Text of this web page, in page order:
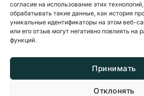
согласие на использование этих
обрабатывать такие данные, как история
уникальные идентификаторы на этом веб-
или его отзыв могут негативно повлиять на
функций.
Принимать
Отклонять
Политика